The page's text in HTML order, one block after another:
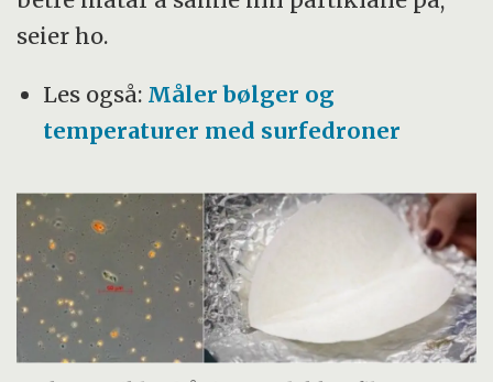
seier ho.
Les også: Måler bølger og
temperaturer med surfedroner